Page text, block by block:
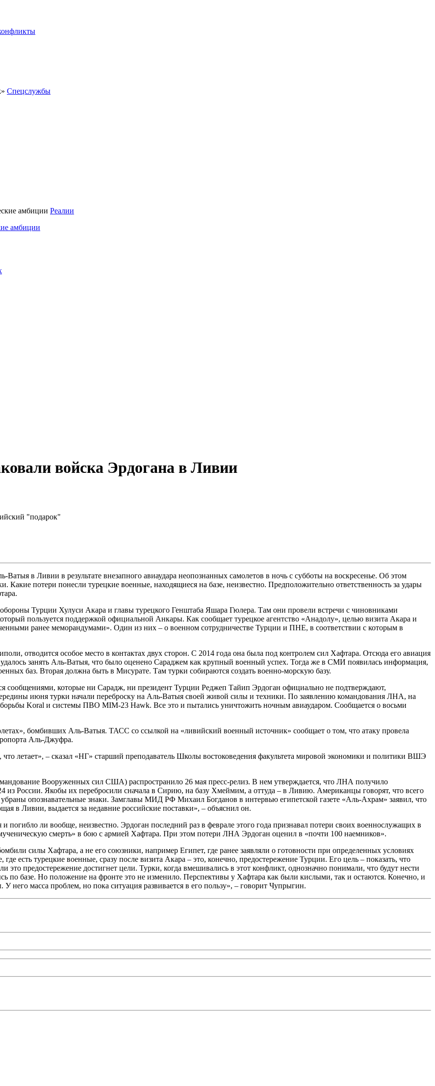
Спецслужбы
Реалии
амбиции
войска Эрдогана в Ливии
"подарок"
в Ливии в результате внезапного авиаудара неопознанных самолетов в ночь с субботы на воскресенье. Об этом
потери понесли турецкие военные, находящиеся на базе, неизвестно. Предположительно ответственность за удары
Турции Хулуси Акара и главы турецкого Генштаба Яшара Гюлера. Там они провели встречи с чиновниками
пользуется поддержкой официальной Анкары. Как сообщает турецкое агентство «Анадолу», целью визита Акара и
ранее меморандумами». Один из них – о военном сотрудничестве Турции и ПНЕ, в соответствии с которым в
отводится особое место в контактах двух сторон. С 2014 года она была под контролем сил Хафтара. Отсюда его авиация
занять Аль-Ватыя, что было оценено Сараджем как крупный военный успех. Тогда же в СМИ появилась информация,
баз. Вторая должна быть в Мисурате. Там турки собираются создать военно-морскую базу.
сообщениями, которые ни Сарадж, ни президент Турции Реджеп Тайип Эрдоган официально не подтверждают,
июня турки начали переброску на Аль-Ватыя своей живой силы и техники. По заявлению командования ЛНА, на
Koral и системы ПВО MIM-23 Hawk. Все это и пытались уничтожить ночным авиаударом. Сообщается о восьми
бомбивших Аль-Ватыя. ТАСС со ссылкой на «ливийский военный источник» сообщает о том, что атаку провела
Аль-Джуфра.
что летает», – сказал «НГ» старший преподаватель Школы востоковедения факультета мировой экономики и политики ВШЭ
Вооруженных сил США) распространило 26 мая пресс-релиз. В нем утверждается, что ЛНА получило
России. Якобы их перебросили сначала в Сирию, на базу Хмеймим, а оттуда – в Ливию. Американцы говорят, что всего
опознавательные знаки. Замглавы МИД РФ Михаил Богданов в интервью египетской газете «Аль-Ахрам» заявил, что
в Ливии, выдается за недавние российские поставки», – объяснил он.
погибло ли вообще, неизвестно. Эрдоган последний раз в феврале этого года признавал потери своих военнослужащих в
смерть» в бою с армией Хафтара. При этом потери ЛНА Эрдоган оценил в «почти 100 наемников».
силы Хафтара, а не его союзники, например Египет, где ранее заявляли о готовности при определенных условиях
есть турецкие военные, сразу после визита Акара – это, конечно, предостережение Турции. Его цель – показать, что
это предостережение достигнет цели. Турки, когда вмешивались в этот конфликт, однозначно понимали, что будут нести
по базе. Но положение на фронте это не изменило. Перспективы у Хафтара как были кислыми, так и остаются. Конечно, и
него масса проблем, но пока ситуация развивается в его пользу», – говорит Чупрыгин.